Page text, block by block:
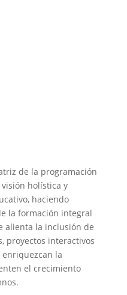
de la programación
holística y
haciendo
la formación integral
alienta la inclusión de
proyectos interactivos
la
el crecimiento